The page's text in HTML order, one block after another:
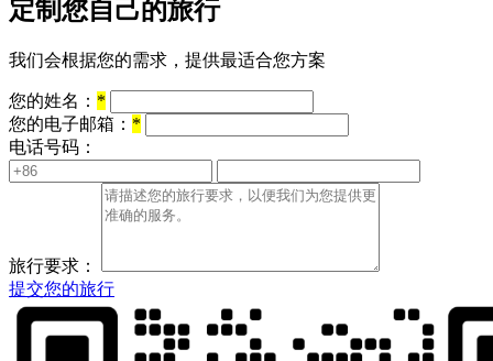
定制您自己的旅行
我们会根据您的需求，提供最适合您方案
您的姓名： *
您的电子邮箱： *
电话号码：
旅行要求：
提交您的旅行